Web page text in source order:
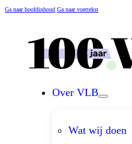
Ga naar hoofdinhoud Ga naar voettekst
Over VLB
Wat wij doen